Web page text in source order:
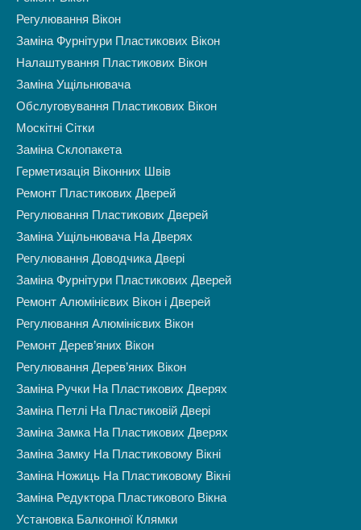
Регулювання Вікон
Заміна Фурнітури Пластикових Вікон
Налаштування Пластикових Вікон
Заміна Ущільнювача
Обслуговування Пластикових Вікон
Москітні Сітки
Заміна Склопакета
Герметизація Віконних Швів
Ремонт Пластикових Дверей
Регулювання Пластикових Дверей
Заміна Ущільнювача На Дверях
Регулювання Доводчика Двері
Заміна Фурнітури Пластикових Дверей
Ремонт Алюмінієвих Вікон і Дверей
Регулювання Алюмінієвих Вікон
Ремонт Дерев’яних Вікон
Регулювання Дерев’яних Вікон
Заміна Ручки На Пластикових Дверях
Заміна Петлі На Пластиковій Двері
Заміна Замка На Пластикових Дверях
Заміна Замку На Пластиковому Вікні
Заміна Ножиць На Пластиковому Вікні
Заміна Редуктора Пластикового Вікна
Установка Балконної Клямки